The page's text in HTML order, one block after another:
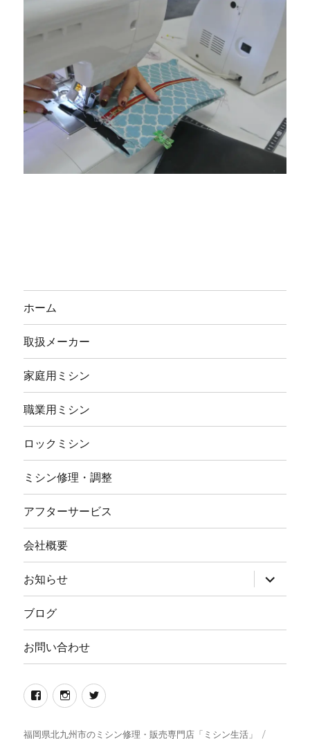
ホーム
取扱メーカー
家庭用ミシン
職業用ミシン
ロックミシン
ミシン修理・調整
アフターサービス
会社概要
お知らせ
ブ
メ
ー
開
ブログ
お問い合わせ
Facebook
イ
ス
twitter
福岡県北九州市のミシン修理・販売専門店「ミシン生活」